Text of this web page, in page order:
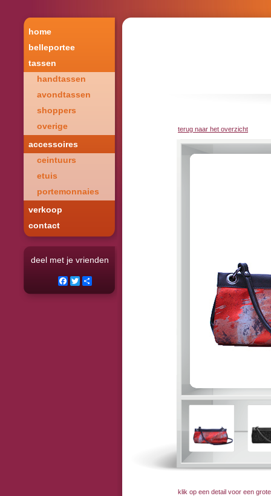
home
belleportee
tassen
handtassen
avondtassen
shoppers
overige
accessoires
ceintuurs
etuis
portemonnaies
verkoop
contact
deel met je vrienden
Facebook
Twitter
terug naar het overzicht
klik op een detail voor een